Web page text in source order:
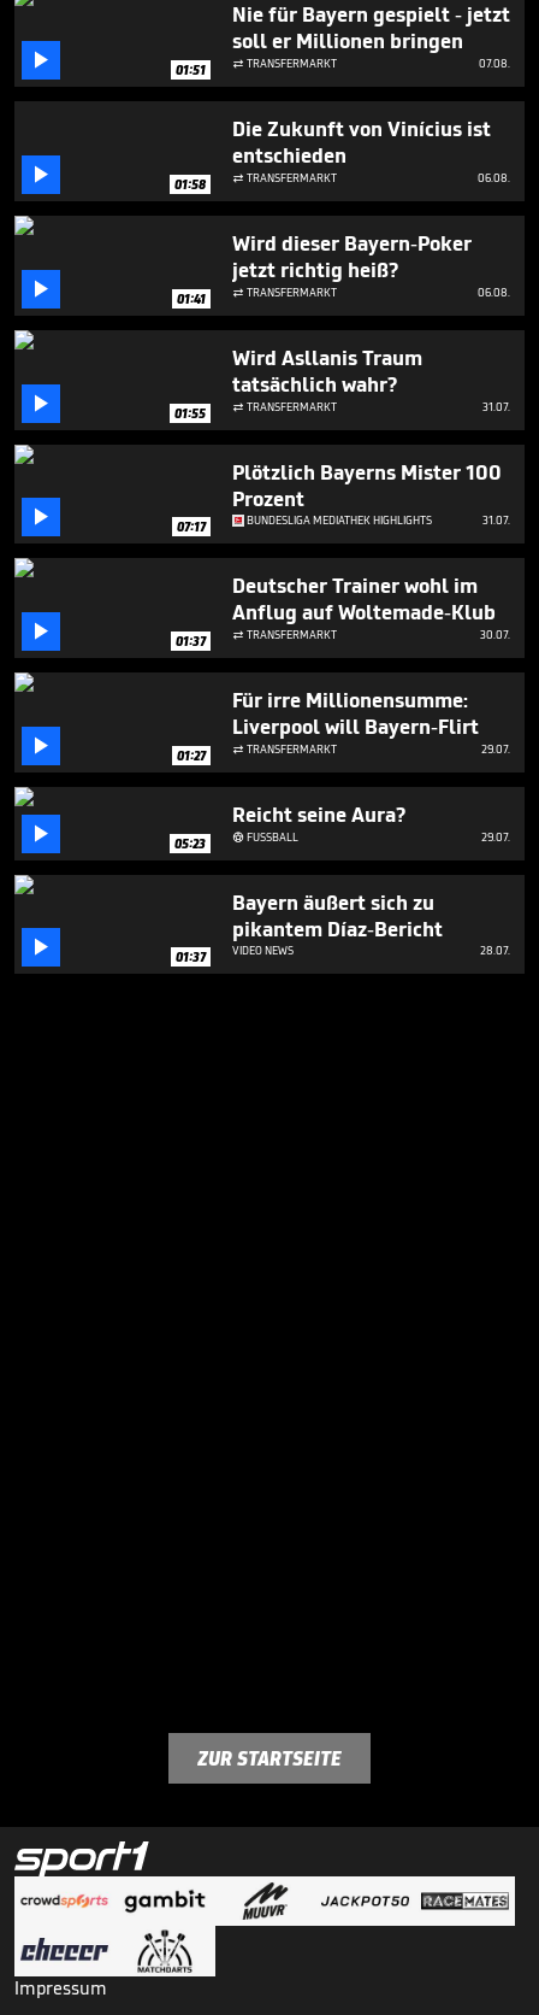
 01:51
Nie für Bayern gespielt - jetzt
soll er Millionen bringen
 TRANSFERMARKT 07.08.
 01:58
Die Zukunft von Vinícius ist
entschieden
 TRANSFERMARKT 06.08.
 01:41
Wird dieser Bayern-Poker
jetzt richtig heiß?
 TRANSFERMARKT 06.08.
 01:55
Wird Asllanis Traum
tatsächlich wahr?
 TRANSFERMARKT 31.07.
 07:17
Plötzlich Bayerns Mister 100
Prozent
BUNDESLIGA MEDIATHEK HIGHLIGHTS 31.07.
 01:37
Deutscher Trainer wohl im
Anflug auf Woltemade-Klub
 TRANSFERMARKT 30.07.
 01:27
Für irre Millionensumme:
Liverpool will Bayern-Flirt
 TRANSFERMARKT 29.07.
 05:23
Reicht seine Aura?
FUSSBALL 29.07.
 01:37
Bayern äußert sich zu
pikantem Díaz-Bericht
VIDEO NEWS 28.07.
ZUR STARTSEITE
Impressum